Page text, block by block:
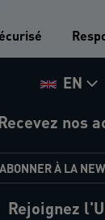
EN
nos
À LA
Rejoignez